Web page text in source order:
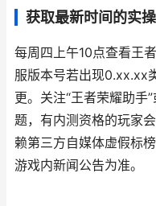
获取最新时间的实
每周四上午10点查看王
服版本号若出现0.xx.xx
更。关注“王者荣耀助手
题，有内测资格的玩家
赖第三方自媒体虚假标
游戏内新闻公告为准。